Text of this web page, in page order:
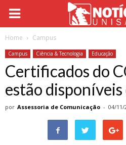
Home Campus
Campus Ciência & Tecnologia Educação
Certificados do
estão
por Assessoria de Comunicação - 04/11/